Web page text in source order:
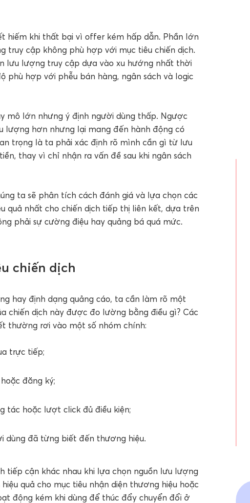
hiếm khi thất bại vì offer kém hấp dẫn. Phần lớn
truy cập không phù hợp với mục tiêu chiến dịch.
lưu lượng truy cập dựa vào xu hướng nhất thời
phù hợp với phễu bán hàng, ngân sách và logic
mô lớn nhưng ý định người dùng thấp. Ngược
lượng hơn nhưng lại mang đến hành động có
trọng là ta phải xác định rõ mình cần gì từ lưu
thay vì chỉ nhận ra vấn đề sau khi ngân sách
ta sẽ phân tích cách đánh giá và lựa chọn các
quả nhất cho chiến dịch tiếp thị liên kết, dựa trên
phải sự cường điệu hay quảng bá quá mức.
chiến dịch
hay định dạng quảng cáo, ta cần làm rõ một
chiến dịch này được đo lường bằng điều gì? Các
thường rơi vào một số nhóm chính:
trực tiếp;
đăng ký;
tác hoặc lượt click đủ điều kiện;
dùng đã từng biết đến thương hiệu.
tiếp cận khác nhau khi lựa chọn nguồn lưu lượng
quả cho mục tiêu nhận diện thương hiệu hoặc
động kém khi dùng để thúc đẩy chuyển đổi ở